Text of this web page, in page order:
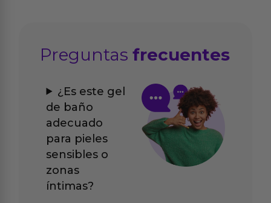
Preguntasfrecuentes
¿Es este gel
de baño
adecuado
para pieles
sensibles o
zonas
íntimas?